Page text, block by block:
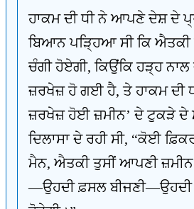
ਹਾਕਮ ਦੀ ਧੀ ਨੇ ਆਪਣੇ ਦੇਸ਼ ਦੇ
ਬਿਆਨ ਪੜ੍ਹਿਆ ਸੀ ਕਿ ਐਤਕੀ
ਚੰਗੀ ਹੋਏਗੀ, ਕਿਉਂਕਿ ਹੜ੍ਹ ਨਾਲ
ਜ਼ਰਖੇਜ਼ ਹੋ ਗਈ ਹੈ, ਤੇ ਹਾਕਮ ਦੀ
ਜ਼ਰਖੇਜ਼ ਹੋਈ ਜ਼ਮੀਨ’ ਦੇ ਟੁਕੜੇ ਦੇ
ਦਿਲਾਸਾ ਦੇ ਰਹੀ ਸੀ, “ਕੋਈ
ਮੈਨ, ਐਤਕੀ ਤੁਸੀਂ ਆਪਣੀ ਜ਼ਮੀਨ
—ਉਹਦੀ ਫ਼ਸਲ